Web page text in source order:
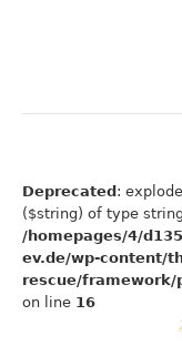
Deprecated:
($string) of type
/homepages/4/
ev.de/wp-content/
rescue/framework/
on line 16